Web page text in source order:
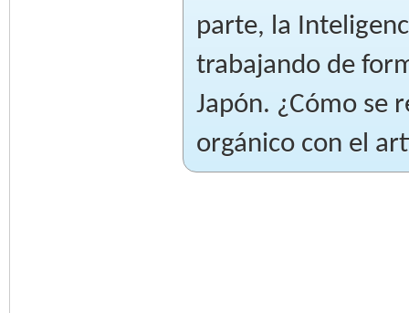
parte, la
trabajando de
Japón. ¿Cómo se
orgánico con el